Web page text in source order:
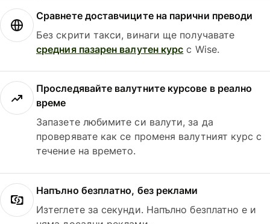
Сравнете доставчиците на парични преводи
Без скрити такси, винаги ще получавате
средния пазарен валутен курс с Wise.
Проследявайте валутните курсове в реално
време
Запазете любимите си валути, за да
проверявате как се променя валутният курс с
течение на времето.
Напълно безплатно, без реклами
Изтеглете за секунди. Напълно безплатно е и